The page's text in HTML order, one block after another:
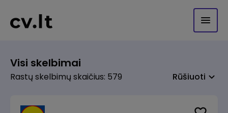
Visi skelbimai
Rastų skelbimų skaičius: 579 Rūšiuoti